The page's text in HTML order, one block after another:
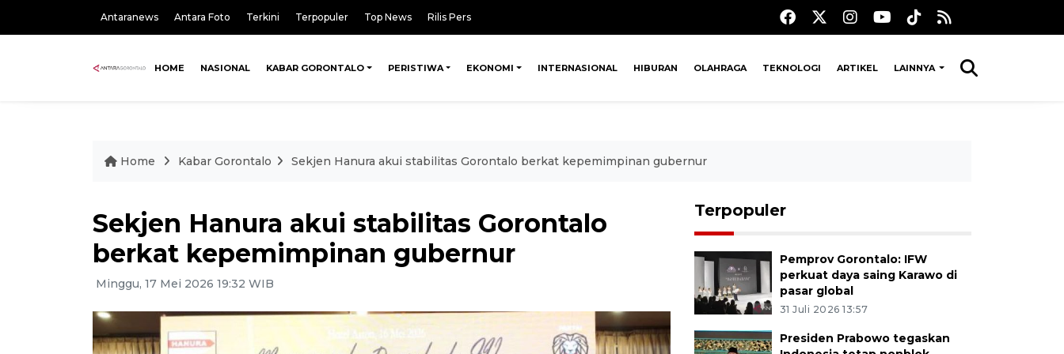
Antaranews Antara Foto Terkini Terpopuler Top News Rilis Pers
HOME NASIONAL KABAR GORONTALO PERISTIWA EKONOMI INTERNASIONAL HIBURAN OLAHRAGA TEKNOLOGI ARTIKEL LAINNYA
Home Kabar Gorontalo Sekjen Hanura akui stabilitas Gorontalo berkat kepemimpinan gubernur
Sekjen Hanura akui stabilitas Gorontalo
berkat kepemimpinan gubernur
Minggu, 17 Mei 2026 19:32 WIB
Terpopuler
Pemprov Gorontalo: IFW
perkuat daya saing Karawo di
pasar global
31 Juli 2026 13:57
Presiden Prabowo tegaskan